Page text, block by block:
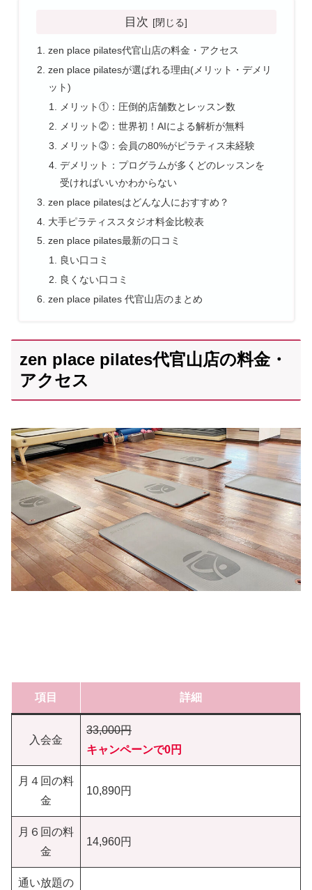
目次
zen place pilates代官山店の料金・アクセス
zen place pilatesが選ばれる理由(メリット・デメリ
ット)
メリット①：圧倒的店舗数とレッスン数
メリット②：世界初！AIによる解析が無料
メリット③：会員の80%がピラティス未経験
デメリット：プログラムが多くどのレッスンを
受ければいいかわからない
zen place pilatesはどんな人におすすめ？
大手ピラティススタジオ料金比較表
zen place pilates最新の口コミ
良い口コミ
良くない口コミ
zen place pilates 代官山店のまとめ
zen place pilates代官山店の料金・
アクセス
項目 詳細
入会金
33,000円
キャンペーンで0円
月４回の料
金
10,890円
月６回の料
金
14,960円
通い放題の